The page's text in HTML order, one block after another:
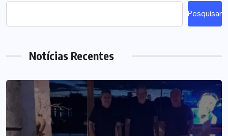
Pesquisar
Notícias Recentes